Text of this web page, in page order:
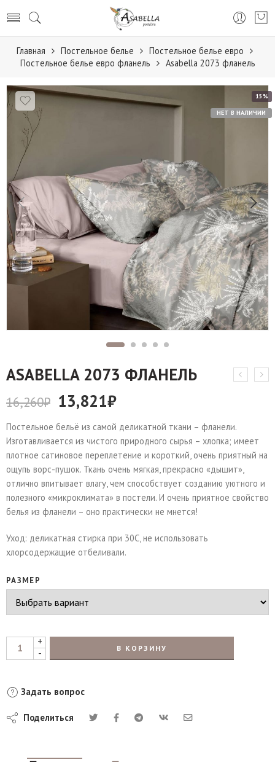
Главная Постельное белье
Постельное белье евро
Постельное белье евро фланель
Аsabella 2073 фланель
15%
НЕТ В НАЛИЧИИ
АSABELLA 2073 ФЛАНЕЛЬ
16,260₽ 13,821₽
Постельное бельё из самой деликатной ткани – фланели.
Изготавливается из чистого природного сырья – хлопка; имеет
плотное сатиновое переплетение и короткий, очень приятный на
ощупь ворс-пушок. Ткань очень мягкая, прекрасно «дышит»,
отлично впитывает влагу, чем способствует созданию уютного и
полезного «микроклимата» в постели. И очень приятное свойство
белья из фланели – оно практически не мнется!
Уход: деликатная стирка при 30С, не использовать
хлорсодержащие отбеливали.
РАЗМЕР
+
-
В КОРЗИНУ
Задать вопрос
Поделиться